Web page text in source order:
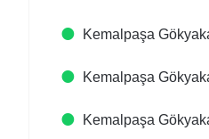
Kemalpaşa
Kemalpaşa
Kemalpaşa